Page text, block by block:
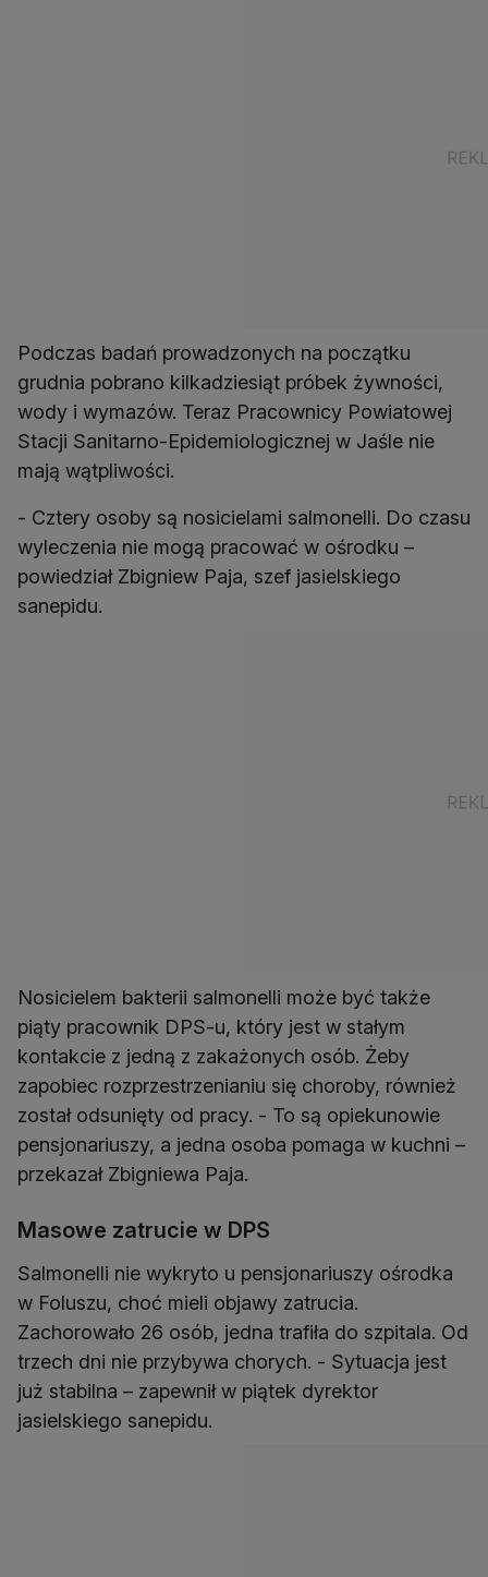
Podczas badań prowadzonych na początku
grudnia pobrano kilkadziesiąt próbek żywności,
wody i wymazów. Teraz Pracownicy Powiatowej
Stacji Sanitarno-Epidemiologicznej w Jaśle nie
mają wątpliwości.
- Cztery osoby są nosicielami salmonelli. Do czasu
wyleczenia nie mogą pracować w ośrodku –
powiedział Zbigniew Paja, szef jasielskiego
sanepidu.
Nosicielem bakterii salmonelli może być także
piąty pracownik DPS-u, który jest w stałym
kontakcie z jedną z zakażonych osób. Żeby
zapobiec rozprzestrzenianiu się choroby, również
został odsunięty od pracy. - To są opiekunowie
pensjonariuszy, a jedna osoba pomaga w kuchni –
przekazał Zbigniewa Paja.
Masowe zatrucie w DPS
Salmonelli nie wykryto u pensjonariuszy ośrodka
w Foluszu, choć mieli objawy zatrucia.
Zachorowało 26 osób, jedna trafiła do szpitala. Od
trzech dni nie przybywa chorych. - Sytuacja jest
już stabilna – zapewnił w piątek dyrektor
jasielskiego sanepidu.